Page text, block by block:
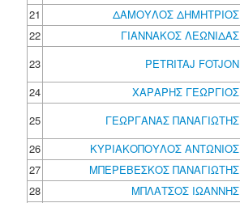
21
ΔΑΜΟΥΛΟΣ ΔΗΜΗΤΡΙΟΣ
22
ΓΙΑΝΝΑΚΟΣ ΛΕΩΝΙΔΑΣ
23
PETRITAJ FOTJON
24
ΧΑΡΑΡΗΣ ΓΕΩΡΓΙΟΣ
25
ΓΕΩΡΓΑΝΑΣ ΠΑΝΑΓΙΩΤΗΣ
26
ΚΥΡΙΑΚΟΠΟΥΛΟΣ ΑΝΤΩΝΙΟΣ
27
ΜΠΕΡΕΒΕΣΚΟΣ ΠΑΝΑΓΙΩΤΗΣ
28
ΜΠΛΑΤΣΟΣ ΙΩΑΝΝΗΣ